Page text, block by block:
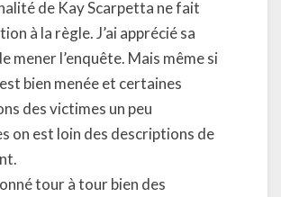
de Kay Scarpetta ne fait
à la règle. J’ai apprécié sa
mener l’enquête. Mais même si
bien menée et certaines
des victimes un peu
on est loin des descriptions de
tour à tour bien des